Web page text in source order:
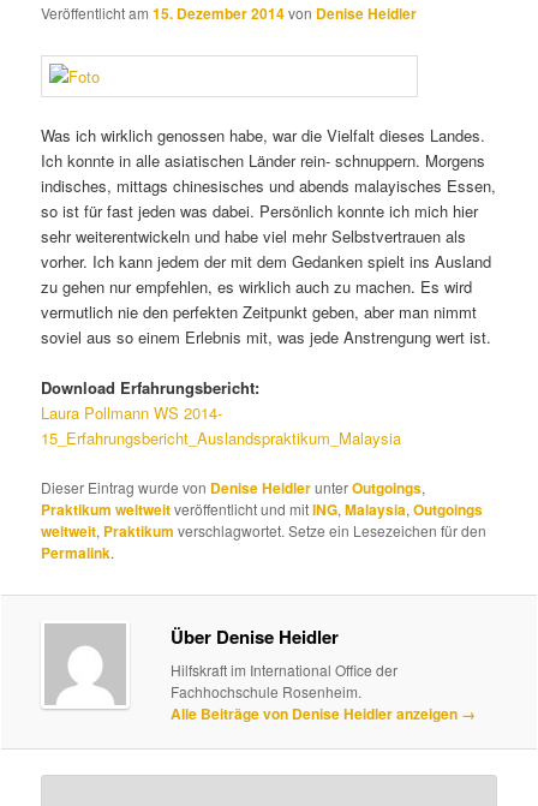
Veröffentlicht am15. Dezember 2014von Denise Heidler
Was ich wirklich genossen habe, war die Vielfalt dieses Landes.
Ich konnte in alle asiatischen Länder rein- schnuppern. Morgens
indisches, mittags chinesisches und abends malayisches Essen,
so ist für fast jeden was dabei. Persönlich konnte ich mich hier
sehr weiterentwickeln und habe viel mehr Selbstvertrauen als
vorher. Ich kann jedem der mit dem Gedanken spielt ins Ausland
zu gehen nur empfehlen, es wirklich auch zu machen. Es wird
vermutlich nie den perfekten Zeitpunkt geben, aber man nimmt
soviel aus so einem Erlebnis mit, was jede Anstrengung wert ist.
Download Erfahrungsbericht:
Laura Pollmann WS 2014-
15_Erfahrungsbericht_Auslandspraktikum_Malaysia
Dieser Eintrag wurde von Denise HeidlerunterOutgoings,
Praktikum weltweitveröffentlicht und mitING,Malaysia,Outgoings
weltweit, Praktikum verschlagwortet. Setze ein Lesezeichen für den
Permalink.
Über Denise Heidler
Hilfskraft im International Office der
Fachhochschule Rosenheim.
Alle Beiträge von Denise Heidler anzeigen →